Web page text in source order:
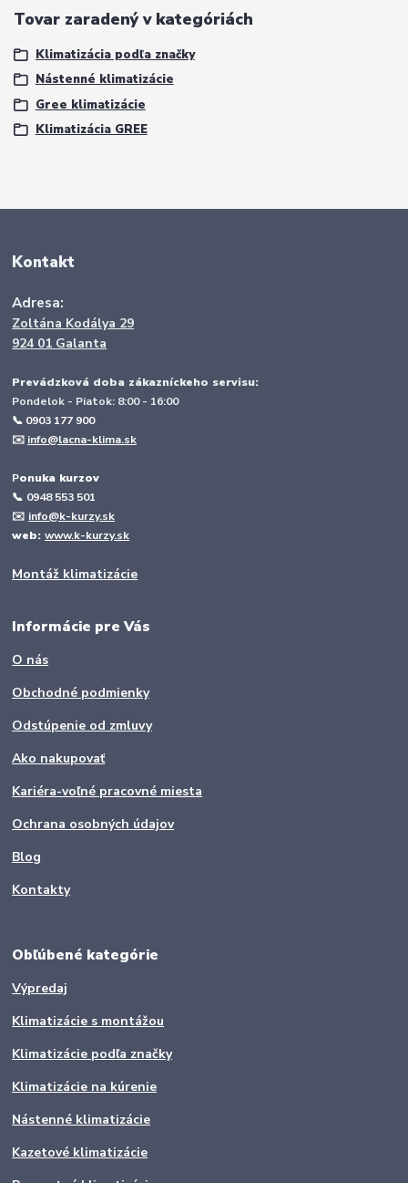
Tovar zaradený v kategóriách
Klimatizácia podľa značky
Nástenné klimatizácie
Gree klimatizácie
Klimatizácia GREE
Kontakt
Adresa:
Zoltána Kodálya 29
924 01 Galanta
Prevádzková doba zákazníckeho servisu:
Pondelok - Piatok: 8:00 - 16:00
📞 0903 177 900
✉️ info@lacna-klima.sk
Ponuka kurzov
📞 0948 553 501
✉️ info@k-kurzy.sk
web:www.k-kurzy.sk
Montáž klimatizácie
Informácie pre Vás
O nás
Obchodné podmienky
Odstúpenie od zmluvy
Ako nakupovať
Kariéra-voľné pracovné miesta
Ochrana osobných údajov
Blog
Kontakty
Obľúbené kategórie
Výpredaj
Klimatizácie s montážou
Klimatizácie podľa značky
Klimatizácie na kúrenie
Nástenné klimatizácie
Kazetové klimatizácie